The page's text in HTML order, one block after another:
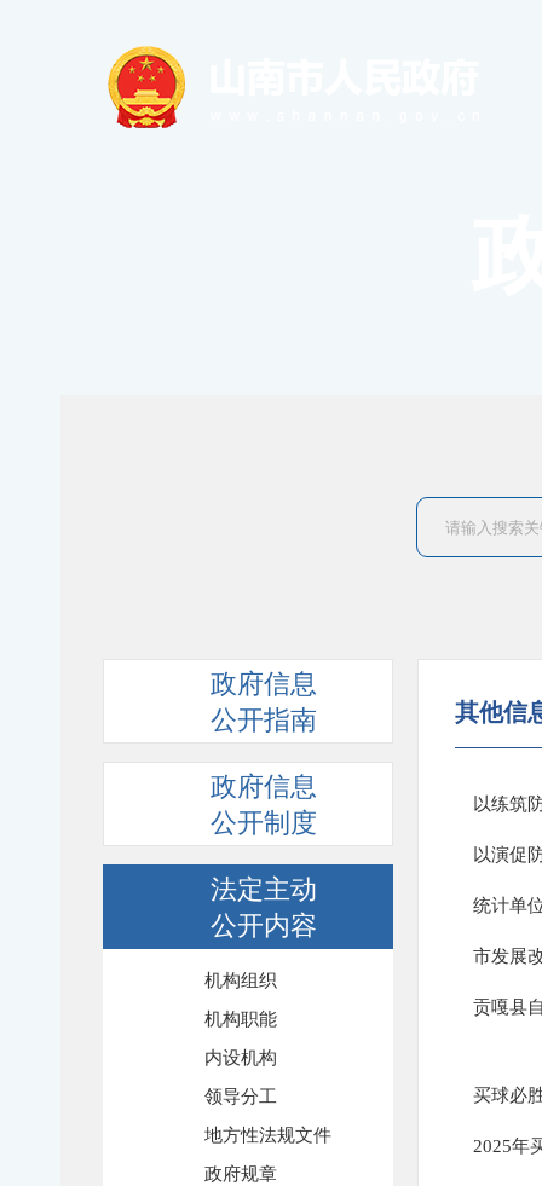
政府信息
公开指南
政府信息
公开制度
法定主动
公开内容
机构组织
机构职能
内设机构
领导分工
地方性法规文件
政府规章
其他信
以练筑
以演促
市发展
贡嘎县
买球必
2025年